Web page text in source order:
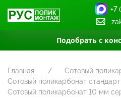
Подобрать с
+7
Главная
Сотовый
Сотовый поликарбонат стандарт
Сотовый поликарбонат 10 мм